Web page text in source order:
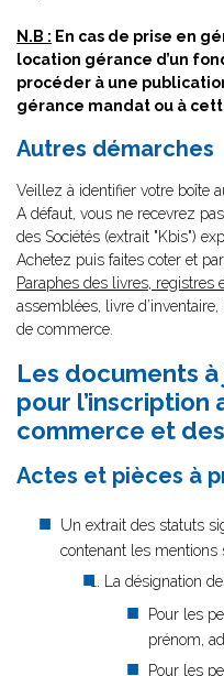
N.B : En cas de prise en
location gérance d’un
procéder à une
gérance mandat ou à
Autres démarches
Veillez à identifier votre boîte
A défaut, vous ne recevrez
des Sociétés (extrait "Kbis")
Achetez puis faites coter et
Paraphes des livres, registres
assemblées, livre
de commerce.
Les documents
pour l’inscription
commerce et
Actes et pièces à
Un extrait des statuts
contenant les mentions
La désignation
Pour les
prénom,
Pour les